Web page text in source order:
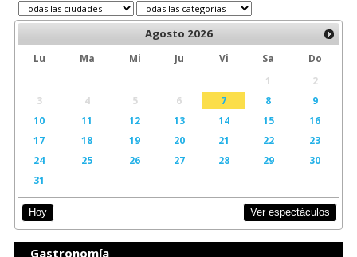
Agosto 2026
Lu Ma Mi Ju Vi Sa
Do
1
2
3
4 5 6 7 8
9
10
11 12 13 14 15
16
17
18 19 20 21 22
23
24
25 26 27 28 29
30
31
Hoy Ver espectáculos
Gastronomía